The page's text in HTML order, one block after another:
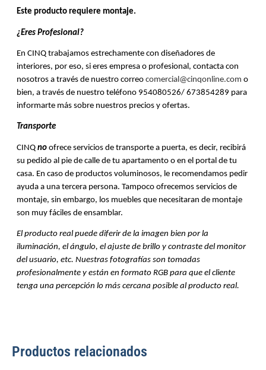
Este producto requiere montaje.
¿Eres Profesional?
En CINQ trabajamos estrechamente con diseñadores de
interiores, por eso, si eres empresa o profesional, contacta con
nosotros a través de nuestro correocomercial@cinqonline.com o
bien, a través de nuestro teléfono 954080526/ 673854289 para
informarte más sobre nuestros precios y ofertas.
Transporte
CINQno ofrece servicios de transporte a puerta, es decir, recibirá
su pedido al pie de calle de tu apartamento o en el portal de tu
casa. En caso de productos voluminosos, le recomendamos pedir
ayuda a una tercera persona. Tampoco ofrecemos servicios de
montaje, sin embargo, los muebles que necesitaran de montaje
son muy fáciles de ensamblar.
El producto real puede diferir de la imagen bien por la
iluminación, el ángulo, el ajuste de brillo y contraste del monitor
del usuario, etc. Nuestras fotografías son tomadas
profesionalmente y están en formato RGB para que el cliente
tenga una percepción lo más cercana posible al producto real.
Productos relacionados